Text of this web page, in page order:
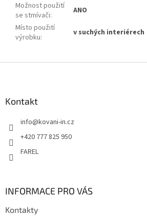
Možnost použití
se stmívači:
ANO
Místo použití
výrobku: v suchých interiérech
Kontakt
info@kovani-in.cz
+420 777 825 950
FAREL
INFORMACE PRO VÁS
Kontakty